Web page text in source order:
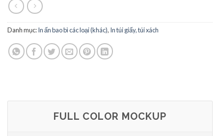
Danh mục:In ấn bao bì các loại (khác), In túi giấy, túi xách
FULL COLOR MOCKUP